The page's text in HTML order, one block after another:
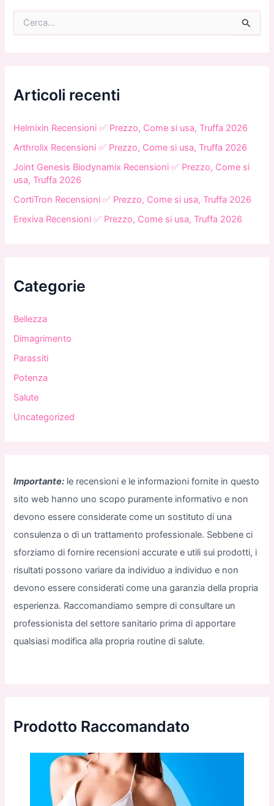
Articoli recenti
Helmixin Recensioni ✅ Prezzo, Come si usa, Truffa 2026
Arthrolix Recensioni ✅ Prezzo, Come si usa, Truffa 2026
Joint Genesis Biodynamix Recensioni ✅ Prezzo, Come si
usa, Truffa 2026
CortiTron Recensioni ✅ Prezzo, Come si usa, Truffa 2026
Erexiva Recensioni ✅ Prezzo, Come si usa, Truffa 2026
Categorie
Bellezza
Dimagrimento
Parassiti
Potenza
Salute
Uncategorized
Importante: le recensioni e le informazioni fornite in questo
sito web hanno uno scopo puramente informativo e non
devono essere considerate come un sostituto di una
consulenza o di un trattamento professionale. Sebbene ci
sforziamo di fornire recensioni accurate e utili sui prodotti, i
risultati possono variare da individuo a individuo e non
devono essere considerati come una garanzia della propria
esperienza. Raccomandiamo sempre di consultare un
professionista del settore sanitario prima di apportare
qualsiasi modifica alla propria routine di salute.
Prodotto Raccomandato